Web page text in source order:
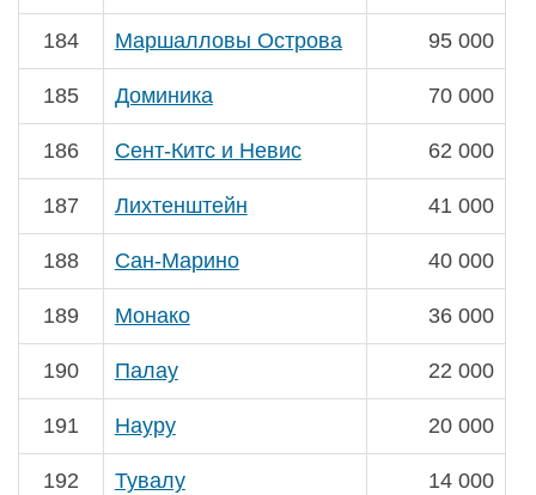
184 Маршалловы Острова 95 000
185 Доминика 70 000
186 Сент-Китс и Невис 62 000
187 Лихтенштейн 41 000
188 Сан-Марино 40 000
189 Монако 36 000
190 Палау 22 000
191 Науру 20 000
192 Тувалу 14 000